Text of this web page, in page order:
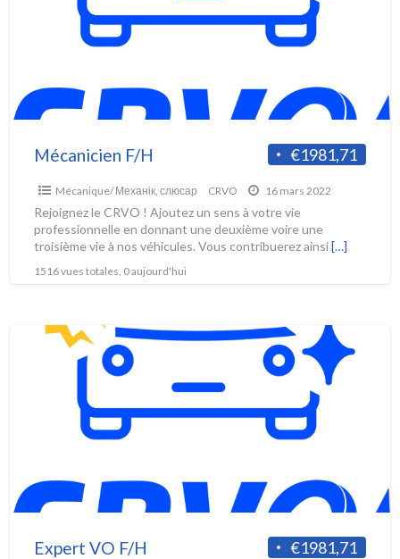
€1981,71
Mécanicien F/H
Mécanique/ Механік, слюсар CRVO 16 mars 2022
Rejoignez le CRVO ! Ajoutez un sens à votre vie
professionnelle en donnant une deuxième voire une
troisième vie à nos véhicules. Vous contribuerez ainsi[…]
1516 vues totales, 0 aujourd'hui
€1981,71
Expert VO F/H